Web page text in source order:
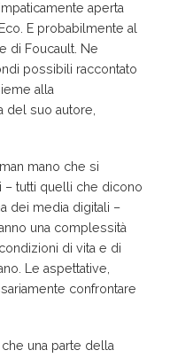
aperta
E probabilmente al
di Foucault. Ne
possibili raccontato
alla
del suo autore,
mano che si
– tutti quelli che dicono
dei media digitali –
una complessità
di vita e di
Le aspettative,
confrontare
una parte della